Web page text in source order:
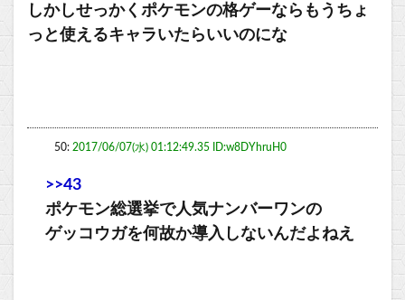
しかしせっかくポケモンの格ゲーならもうちょ
っと使えるキャラいたらいいのにな
50: 2017/06/07(水) 01:12:49.35 ID:w8DYhruH0
>>43
ポケモン総選挙で人気ナンバーワンの
ゲッコウガを何故か導入しないんだよねえ